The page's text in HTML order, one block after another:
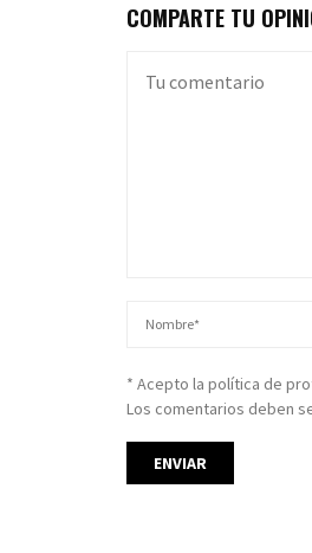
COMPARTE TU
* Acepto la política de
Los comentarios deben